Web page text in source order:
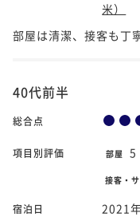
米）
部屋は清潔、接客も丁
40代前半
総合点
項目別評価 部屋 5
接客・
宿泊日 2021